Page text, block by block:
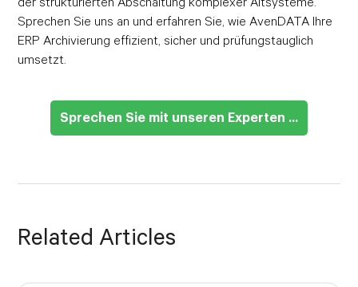
Sprechen Sie uns an und erfahren Sie, wie AvenDATA Ihre
ERP Archivierung effizient, sicher und prüfungstauglich
umsetzt.
Sprechen Sie mit unseren Experten ...
Related Articles